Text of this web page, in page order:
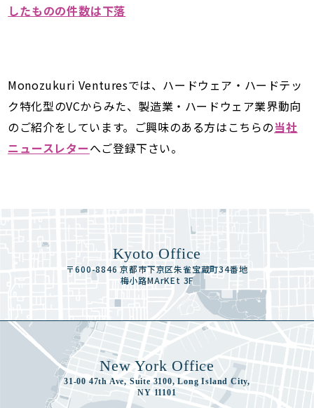
したものの件数は下落
Monozukuri Venturesでは、ハードウェア・ハードテッ
ク特化型のVCからみた、製造業・ハードウェア業界動向
のご紹介をしています。ご興味のある方はこちらの当社
ニュースレターへご登録下さい。
Kyoto Office
〒600-8846 京都市下京区朱雀宝蔵町34番地
梅小路MArKEt 3F
New York Office
31-00 47th Ave, Suite 3100, Long Island City,
NY 11101